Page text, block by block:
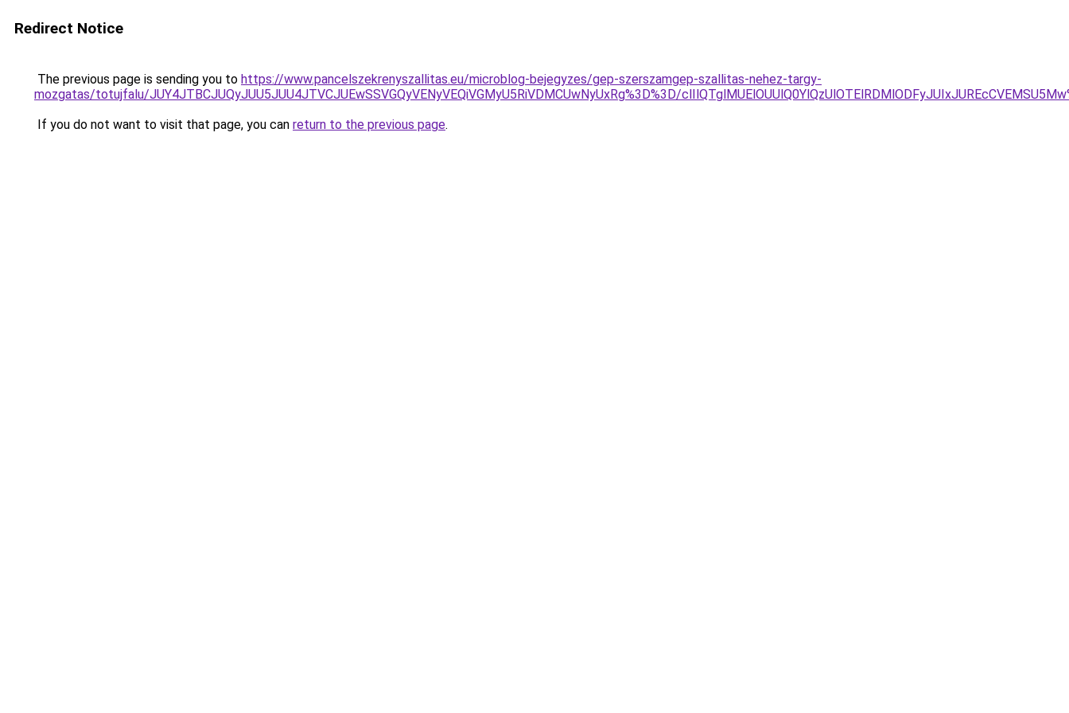
Redirect Notice
The previous page is sending you to https://www.pancelszekrenyszallitas.eu/microblog-bejegyzes/gep-szerszamgep-szallitas-nehez-targy-
mozgatas/totujfalu/JUY4JTBCJUQyJUU5JUU4JTVCJUEwSSVGQyVENyVEQiVGMyU5RiVDMCUwNyUxRg%3D%3D/
If you do not want to visit that page, you can return to the previous page.